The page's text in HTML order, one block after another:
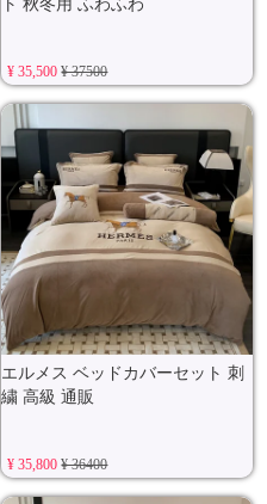
ト 秋冬用 ふわふわ
¥ 35,500¥ 37500
エルメス ベッドカバーセット 刺
繍 高級 通販
¥ 35,800¥ 36400